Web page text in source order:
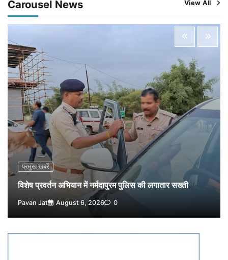
5
विशेष प्रवर्तन अभियान में नर्मदापुरम पुलिस की सख्त कार्रवाई
1
विशेष प्रवर्तन अभियान में नर्मदापुरम पुलिस की लगातार सख्ती
2
वेयरहाउस कॉरपोरेशन के जिला प्रबंधक पर केस दर्ज, फरार;
क्लर्क को मिली कमान, ‘चाबी के खेल’ पर फिर उठे सवाल
Pavan Jat August 5, 2026 0
3
नपा सहकारी समिति में 25 लाख से अधिक का गेहूं सड़ा, 5,700
क्विंटल खराब अनाज वेयरहाउस ने लौटाया
Pavan Jat August 5, 2026 0
4
पर्सनल लोन, क्रेडिट कार्ड और क्यूआर कोड के नाम पर लाखों की
साइबर ठगी, फर्जी सिम बेचने वाला आरोपी गिरफ्तार
Pavan Jat August 5, 2026
विशेष प्रवर्तन अभियान में नर्मदापुरम पुलिस की सख्त कार्रवाई
Pavan Jat August 5, 2026
Carousel News View All
प्रमुख खबरें
विशेष प्रवर्तन अभियान में नर्मदापुरम पुलिस की लगातार सख्ती
Pavan Jat August 6, 2026 0